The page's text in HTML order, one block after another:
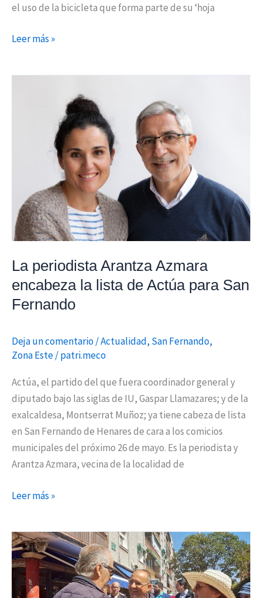
el uso de la bicicleta que forma parte de su ‘hoja
Leer más »
La periodista Arantza Azmara
encabeza la lista de Actúa para San
Fernando
Deja un comentario/Actualidad, San Fernando,
Zona Este/patri.meco
Actúa, el partido del que fuera coordinador general y
diputado bajo las siglas de IU, Gaspar Llamazares; y de la
exalcaldesa, Montserrat Muñoz; ya tiene cabeza de lista
en San Fernando de Henares de cara a los comicios
municipales del próximo 26 de mayo. Es la periodista y
Arantza Azmara, vecina de la localidad de
encabeza
Actúa
para
Fernando
Leer más »
El
PP
de
Becerra